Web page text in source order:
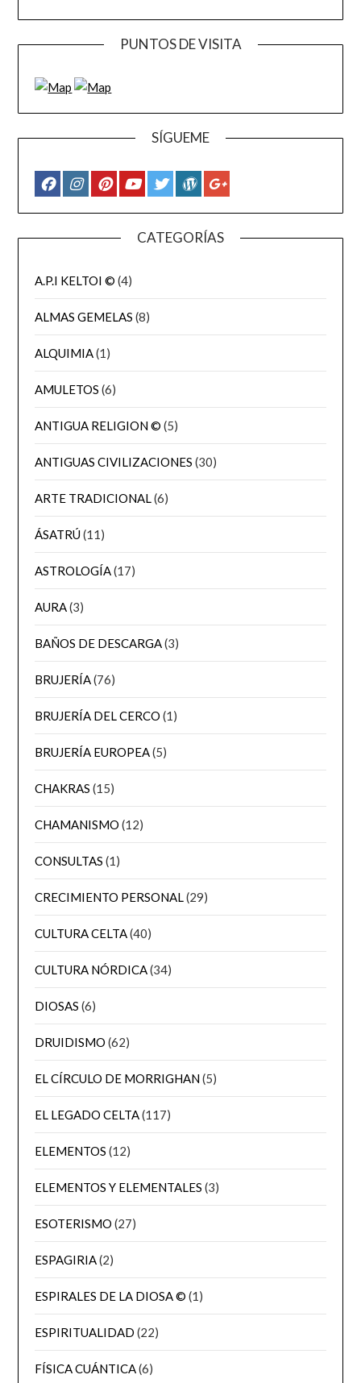
PUNTOS DE VISITA
SÍGUEME
CATEGORÍAS
A.P.I KELTOI © (4)
ALMAS GEMELAS (8)
ALQUIMIA(1)
AMULETOS (6)
ANTIGUA RELIGION © (5)
ANTIGUAS CIVILIZACIONES (30)
ARTE TRADICIONAL(6)
ÁSATRÚ(11)
ASTROLOGÍA(17)
AURA(3)
BAÑOS DE DESCARGA(3)
BRUJERÍA(76)
BRUJERÍA DEL CERCO (1)
BRUJERÍA EUROPEA(5)
CHAKRAS (15)
CHAMANISMO (12)
CONSULTAS (1)
CRECIMIENTO PERSONAL(29)
CULTURA CELTA(40)
CULTURA NÓRDICA(34)
DIOSAS (6)
DRUIDISMO (62)
EL CÍRCULO DE MORRIGHAN(5)
EL LEGADO CELTA(117)
ELEMENTOS (12)
ELEMENTOS Y ELEMENTALES (3)
ESOTERISMO (27)
ESPAGIRIA(2)
ESPIRALES DE LA DIOSA © (1)
ESPIRITUALIDAD (22)
FÍSICA CUÁNTICA(6)